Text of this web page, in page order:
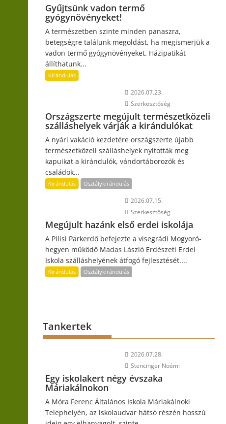
Gyűjtsünk vadon termő
gyógynövényeket!
A természetben szinte minden panaszra,
betegségre találunk megoldást, ha megismerjük a
vadon termő gyógynövényeket. Házipatikát
állíthatunk...
Kirándulás
2026.07.23.
Szerkesztőség
Országszerte megújult természetközeli
szálláshelyek várják a kirándulókat
A nyári vakáció kezdetére országszerte újabb
természetközeli szálláshelyek nyitották meg
kapuikat a kirándulók, vándortáborozók és
családok...
Kirándulás Osztálykirándulás
2026.07.15.
Szerkesztőség
Megújult hazánk első erdei iskolája
A Pilisi Parkerdő befejezte a visegrádi Mogyoró-
hegyen működő Madas László Erdészeti Erdei
Iskola szálláshelyének átfogó fejlesztését....
Kirándulás Osztálykirándulás
Tankertek
2026.07.28.
Stencinger Noémi
Egy iskolakert négy évszaka
Máriakálnokon
A Móra Ferenc Általános Iskola Máriakálnoki
Telephelyén, az iskolaudvar hátsó részén hosszú